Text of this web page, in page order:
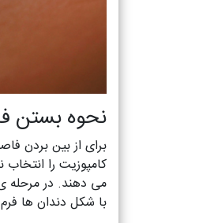
نحوه بستن
برای از بین بردن
کامپوزیت را
می دهند. در مرحله ی
با شکل دندان ها